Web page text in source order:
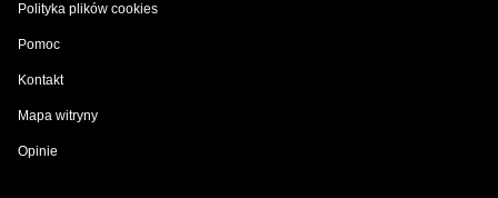
Polityka plików cookies
Pomoc
Kontakt
Mapa witryny
Opinie